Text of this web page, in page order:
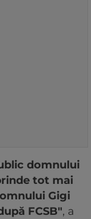
domnului
tot mai
Gigi
FCSB", a